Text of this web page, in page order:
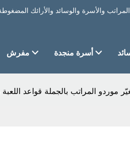
مفرش أسرة منجدة
موردو المراتب بالجملة قواعد اللعبة